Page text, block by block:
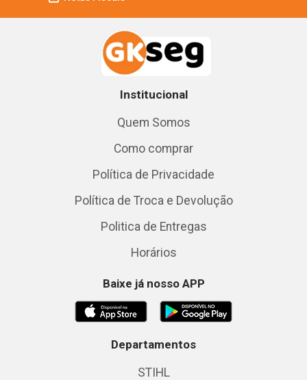
Institucional
Quem Somos
Como comprar
Política de Privacidade
Política de Troca e Devolução
Politica de Entregas
Horários
Baixe já nosso APP
Departamentos
STIHL